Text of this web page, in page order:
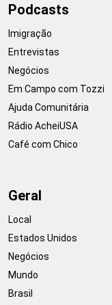
Podcasts
Imigração
Entrevistas
Negócios
Em Campo com Tozzi
Ajuda Comunitária
Rádio AcheiUSA
Café com Chico
Geral
Local
Estados Unidos
Negócios
Mundo
Brasil